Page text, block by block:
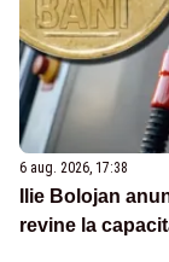
6 aug. 2026, 17:38
Ilie Bolojan
revine la